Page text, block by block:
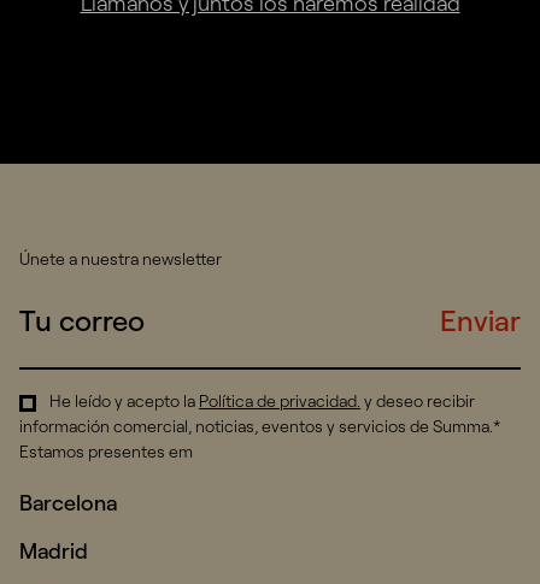
Únete a nuestra newsletter
Enviar
He leído y acepto la Política de privacidad. y deseo recibir
información comercial, noticias, eventos y servicios de Summa.*
Estamos presentes em
Barcelona
Madrid